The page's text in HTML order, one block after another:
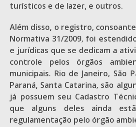
turísticos e de lazer, e outros.
Além disso, o registro,
Normativa 31/2009, foi
e jurídicas que se dedicam a
controle pelos órgãos
municipais. Rio de Janeiro, São
Paraná, Santa Catarina, são
já possuem seu Cadastro
que alguns deles ainda
regulamentação pelo órgão